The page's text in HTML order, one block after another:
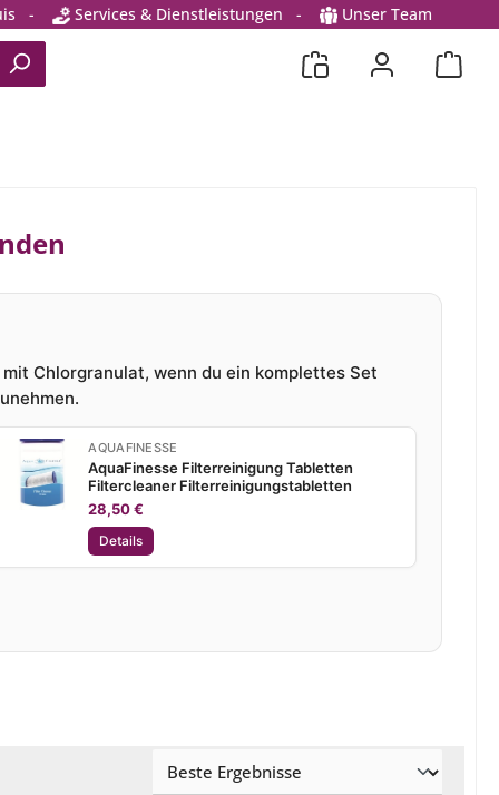
- Services & Dienstleistungen - Unser Team
Chlorgranulat, wenn du ein komplettes Set
AQUAFINESSE
AquaFinesse Filterreinigung Tabletten
Filtercleaner Filterreinigungstabletten
28,50 €
Details